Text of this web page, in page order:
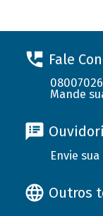
Fale
Mande
Envie
Outros